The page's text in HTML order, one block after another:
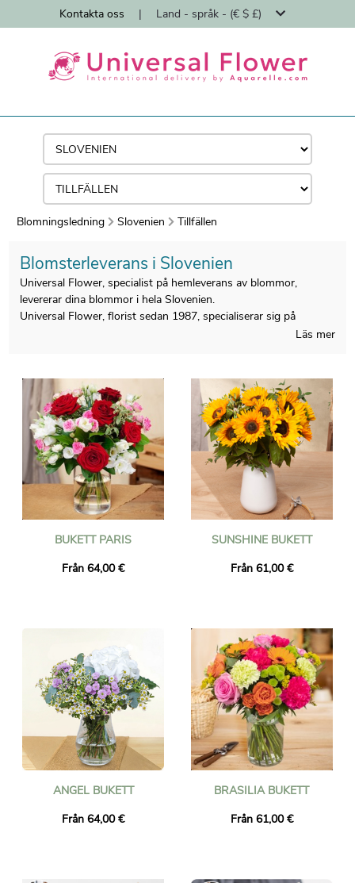
Kontakta oss | Land - språk - (€ $ £)
Blomningsledning Slovenien Tillfällen
Blomsterleverans i Slovenien
Universal Flower, specialist på hemleverans av blommor,
levererar dina blommor i hela Slovenien.
Universal Flower, florist sedan 1987, specialiserar sig på
till den adress du väljer av floristen nära din mottagare. Beställ
före kl. 16.00 så levereras din bukett nästa dag, inklusive
helgdagar. Oavsett vilken händelse du firar (födelsedag, bröllop,
tack, etc.), lita på Universal Flower för en lyckad blomleverans!
Läs mer
BUKETT PARIS
Från 64,00 €
SUNSHINE BUKETT
Från 61,00 €
ANGEL BUKETT
Från 64,00 €
BRASILIA BUKETT
Från 61,00 €